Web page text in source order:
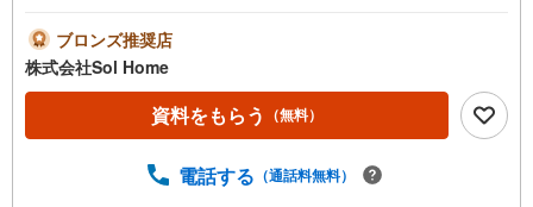
欲しい、ローン相談をしたい、小さな疑問なども大歓迎で
す♪》＝＝＝＝＝＝＝＝＝＝＝＝＝＝＝＝＝＝＝＝＝＝＝
時間はお電話が繋がりやすくなっております。ぜひお気軽
にご連絡下さい！現地を見学される場合は「室内・現地を
だけますとスムーズにご案内が可能です。＝＝＝＝＝＝＝
ブロンズ推奨店
株式会社Sol Home
資料をもらう （無料）
電話する （通話料無料）